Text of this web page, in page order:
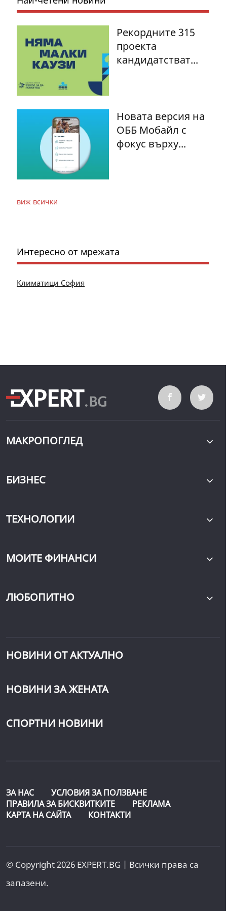
Рекордните 315
проекта
кандидатстват...
Новата версия на
ОББ Мобайл с
фокус върху...
виж всички
Интересно от мрежата
Климатици София
МАКРОПОГЛЕД
БИЗНЕС
ТЕХНОЛОГИИ
МОИТЕ ФИНАНСИ
ЛЮБОПИТНО
НОВИНИ ОТ АКТУАЛНО
НОВИНИ ЗА ЖЕНАТА
СПОРТНИ НОВИНИ
ЗА НАС
УСЛОВИЯ ЗА ПОЛЗВАНЕ
ПРАВИЛА ЗА БИСКВИТКИТЕ
РЕКЛАМА
КАРТА НА САЙТА
КОНТАКТИ
© Copyright 2026 EXPERT.BG | Всички права са
запазени.